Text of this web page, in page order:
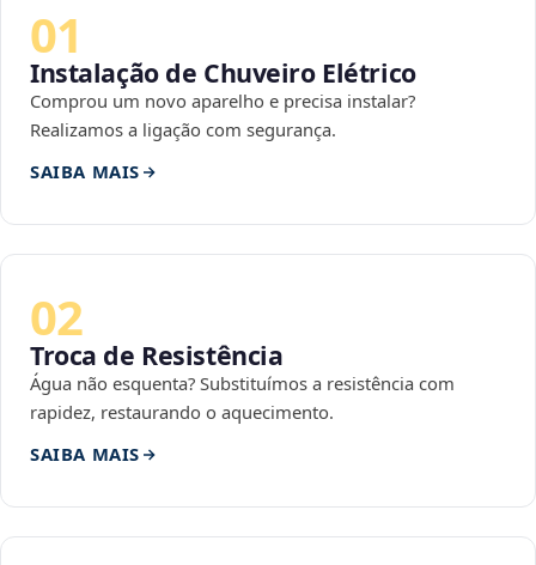
01
Instalação de Chuveiro Elétrico
Comprou um novo aparelho e precisa instalar?
Realizamos a ligação com segurança.
SAIBA MAIS
02
Troca de Resistência
Água não esquenta? Substituímos a resistência com
rapidez, restaurando o aquecimento.
SAIBA MAIS